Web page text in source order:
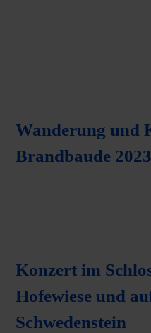
Wanderung und
Brandbaude 2023
Konzert im
Hofewiese und
Schwedenstein